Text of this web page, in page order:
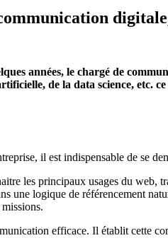
années, le chargé de
de la data science,
il est indispensable de se
les principaux usages du web,
une logique de référencement
efficace. Il établit cette